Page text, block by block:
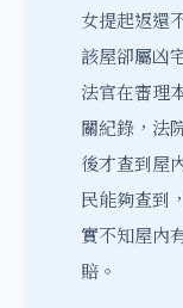
女提起返還
該屋卻屬凶
法官在審理
關紀錄，法
後才查到屋
民能夠查到
實不知屋內
賠。